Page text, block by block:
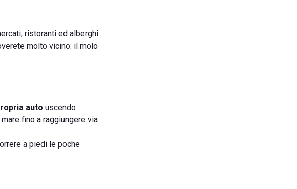
ristoranti ed alberghi.
molto vicino: il molo
auto uscendo
fino a raggiungere via
a piedi le poche